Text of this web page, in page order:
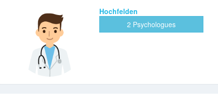
Hochfelden
2 Psychologues